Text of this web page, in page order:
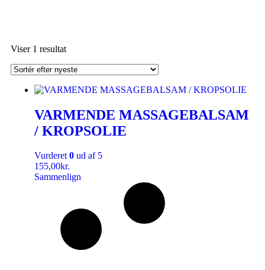
Viser 1 resultat
VARMENDE MASSAGEBALSAM
/ KROPSOLIE
Vurderet0 ud af 5
155,00kr.
Sammenlign